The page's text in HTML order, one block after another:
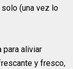
(una vez lo
para aliviar
y fresco,